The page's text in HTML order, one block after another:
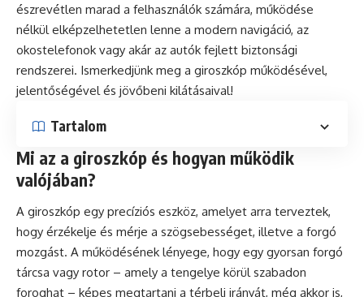
észrevétlen marad a felhasználók számára, működése
nélkül elképzelhetetlen lenne a modern navigáció, az
okostelefonok vagy akár az autók fejlett biztonsági
rendszerei. Ismerkedjünk meg a giroszkóp működésével,
jelentőségével és jövőbeni kilátásaival!
Tartalom
Mi az a giroszkóp és hogyan működik
valójában?
A giroszkóp egy precíziós eszköz, amelyet arra terveztek,
hogy érzékelje és mérje a szögsebességet, illetve a forgó
mozgást. A működésének lényege, hogy egy gyorsan forgó
tárcsa vagy rotor – amely a tengelye körül szabadon
foroghat – képes megtartani a térbeli irányát, még akkor is,